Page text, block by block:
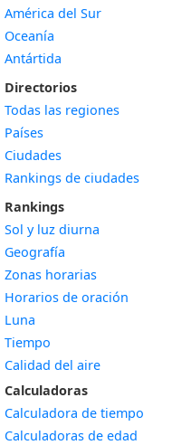
América del Sur
Oceanía
Antártida
Directorios
Todas las regiones
Países
Ciudades
Rankings de ciudades
Rankings
Sol y luz diurna
Geografía
Zonas horarias
Horarios de oración
Luna
Tiempo
Calidad del aire
Calculadoras
Calculadora de tiempo
Calculadoras de edad